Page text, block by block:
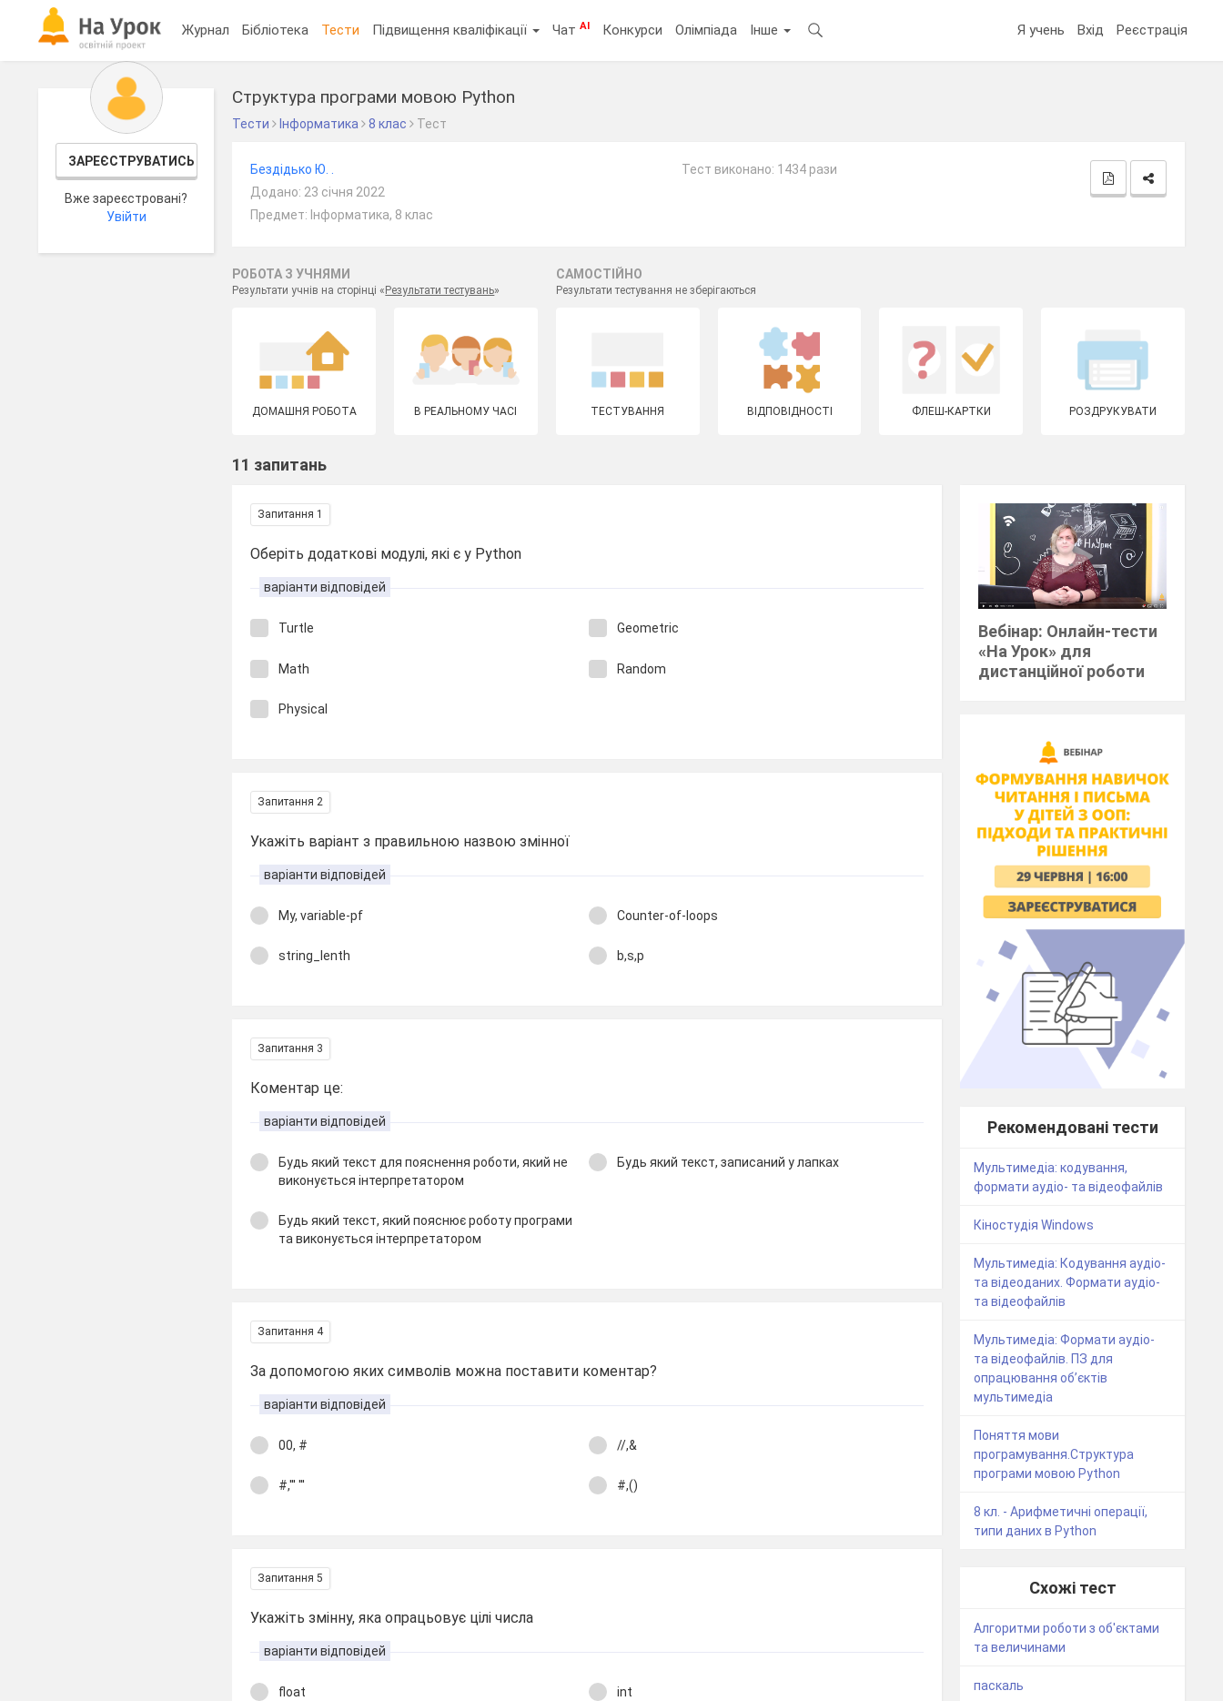
Журнал Бібліотека Тести Підвищення кваліфікації ЧатAI Конкурси Олімпіада Інше Я учень Вхід Реєстрація
ЗАРЕЄСТРУВАТИСЬ
Вже зареєстровані?
Увійти
Структура програми мовою Python
Тести Інформатика 8 клас Тест
Бездідько Ю. .
Додано: 23 січня 2022
Предмет: Інформатика, 8 клас
Тест виконано: 1434 рази
РОБОТА З УЧНЯМИ
Результати учнів на сторінці « Результати тестувань»
САМОСТІЙНО
Результати тестування не зберігаються
ДОМАШНЯ РОБОТА В РЕАЛЬНОМУ ЧАСІ ТЕСТУВАННЯ ВІДПОВІДНОСТІ ФЛЕШ-КАРТКИ РОЗДРУКУВАТИ
11 запитань
Запитання 1
Оберіть додаткові модулі, які є у Python
варіанти відповідей
Turtle Geometric
Math Random
Physical
Запитання 2
Укажіть варіант з правильною назвою змінної
варіанти відповідей
My, variable-pf Counter-of-loops
string_lenth b,s,p
Запитання 3
Коментар це:
варіанти відповідей
Будь який текст для пояснення роботи, який не
виконується інтерпретатором
Будь який текст, записаний у лапках
Будь який текст, який пояснює роботу програми
та виконується інтерпретатором
Запитання 4
За допомогою яких символів можна поставити коментар?
варіанти відповідей
00, # //,&
#,''' ''' #,()
Запитання 5
Укажіть змінну, яка опрацьовує цілі числа
варіанти відповідей
float int
Вебінар: Онлайн-тести
«На Урок» для
дистанційної роботи
Рекомендовані тести
Мультимедіа: кодування,
формати аудіо- та відеофайлів
Кіностудія Windows
Мультимедіа: Кодування аудіо-
та відеоданих. Формати аудіо-
та відеофайлів
Мультимедіа: Формати аудіо-
та відеофайлів. ПЗ для
опрацювання об’єктів
мультимедіа
Поняття мови
програмування.Структура
програми мовою Python
8 кл. - Арифметичні операції,
типи даних в Python
Схожі тест
Алгоритми роботи з об'єктами
та величинами
паскаль